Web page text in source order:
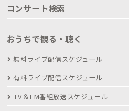
コンサート検索
おうちで観る・聴く
無料ライブ配信スケジュール
有料ライブ配信スケジュール
TV＆FM番組放送スケジュール